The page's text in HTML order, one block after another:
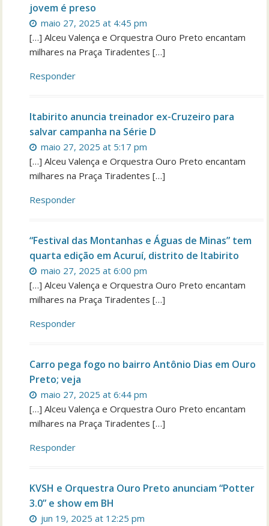
jovem é preso
maio 27, 2025 at 4:45 pm
[…] Alceu Valença e Orquestra Ouro Preto encantam
milhares na Praça Tiradentes […]
Responder
Itabirito anuncia treinador ex-Cruzeiro para
salvar campanha na Série D
maio 27, 2025 at 5:17 pm
[…] Alceu Valença e Orquestra Ouro Preto encantam
milhares na Praça Tiradentes […]
Responder
“Festival das Montanhas e Águas de Minas” tem
quarta edição em Acuruí, distrito de Itabirito
maio 27, 2025 at 6:00 pm
[…] Alceu Valença e Orquestra Ouro Preto encantam
milhares na Praça Tiradentes […]
Responder
Carro pega fogo no bairro Antônio Dias em Ouro
Preto; veja
maio 27, 2025 at 6:44 pm
[…] Alceu Valença e Orquestra Ouro Preto encantam
milhares na Praça Tiradentes […]
Responder
KVSH e Orquestra Ouro Preto anunciam “Potter
3.0” e show em BH
jun 19, 2025 at 12:25 pm